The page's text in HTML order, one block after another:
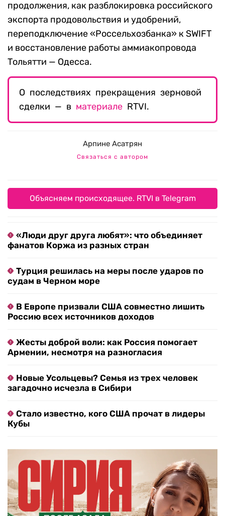
продолжения, как разблокировка российского
экспорта продовольствия и удобрений,
переподключение «Россельхозбанка» к SWIFT
и восстановление работы аммиакопровода
Тольятти — Одесса.
О последствиях прекращения зерновой
сделки — в материале RTVI.
Арпине Асатрян
Связаться с автором
Объясняем происходящее. RTVI в Telegram
«Люди друг друга любят»: что объединяет
фанатов Коржа из разных стран
Турция решилась на меры после ударов по
судам в Черном море
В Европе призвали США совместно лишить
Россию всех источников доходов
Жесты доброй воли: как Россия помогает
Армении, несмотря на разногласия
Новые Усольцевы? Семья из трех человек
загадочно исчезла в Сибири
Стало известно, кого США прочат в лидеры
Кубы